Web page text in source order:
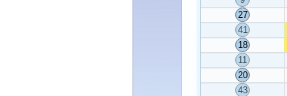
27
41
18
11
20
43